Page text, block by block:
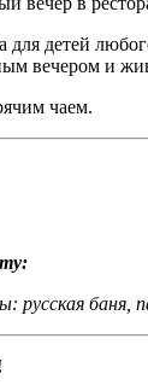
для детей
вечером и
чаем.
русская